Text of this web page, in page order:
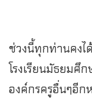
ช่วงนี้ทุกท่านคงไ
โรงเรียนมัธยมศึ
องค์กรครูอื่นๆอีก